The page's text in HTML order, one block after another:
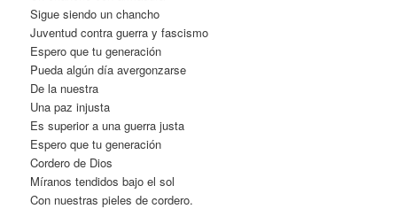
Sigue siendo un chancho
Juventud contra guerra y fascismo
Espero que tu generación
Pueda algún día avergonzarse
De la nuestra
Una paz injusta
Es superior a una guerra justa
Espero que tu generación
Cordero de Dios
Míranos tendidos bajo el sol
Con nuestras pieles de cordero.